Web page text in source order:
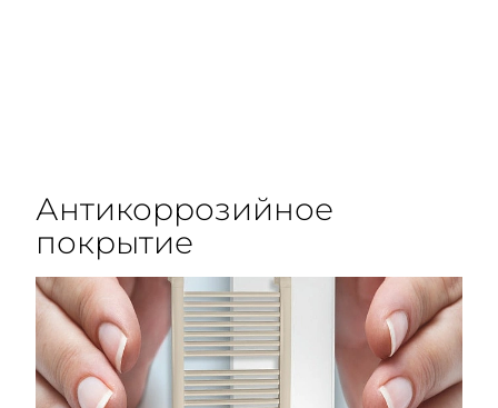
Антикоррозийное
покрытие